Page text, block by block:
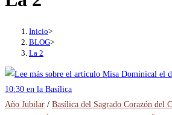
Inicio>
BLOG>
La 2
Año Jubilar / Basílica del Sagrado Corazón del